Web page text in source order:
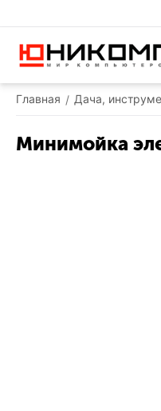
Главная / Дача,
Минимойка